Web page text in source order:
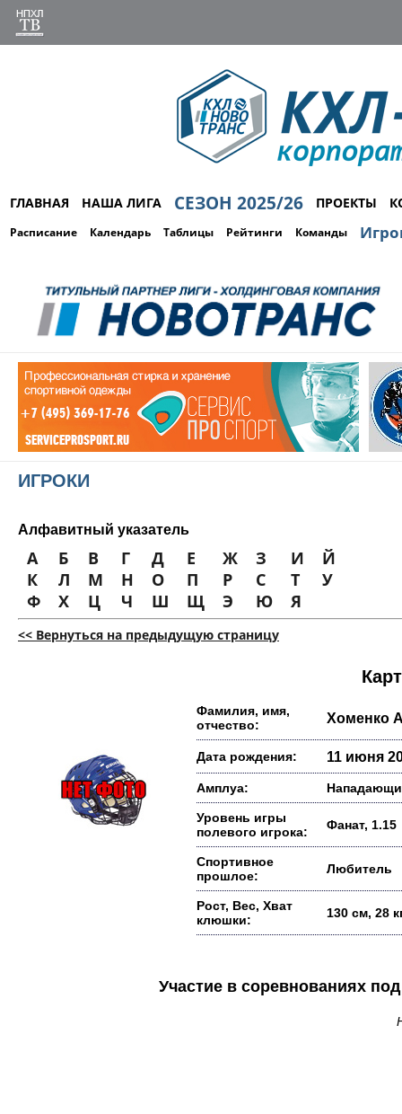
ГЛАВНАЯ НАША ЛИГА СЕЗОН 2025/26 ПРОЕКТЫ
Расписание Календарь Таблицы Рейтинги Команды
ИГРОКИ
Алфавитный указатель
А Б В Г Д Е Ж З И
Й
К
Л М Н О П Р С Т
У
Ф
Х Ц Ч Ш Щ Э Ю Я
<< Вернуться на предыдущую страницу
Фамилия, имя,
отчество:
Хоменко
Дата рождения: 11 июня
Амплуа:
Уровень игры
полевого игрока:
Фанат, 1.15
Спортивное
прошлое:
Любитель
Рост, Вес, Хват
клюшки:
130 см, 28
Участие в соревнованиях